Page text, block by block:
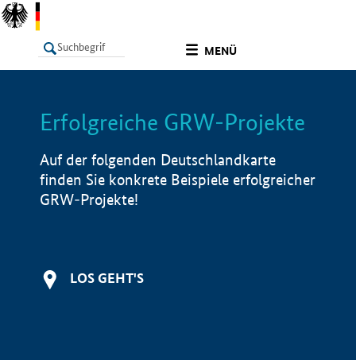
MENÜ
LISTE Info
Erfolgreiche GRW-Projekte
Auf der folgenden Deutschlandkarte
finden Sie konkrete Beispiele erfolgreicher
GRW-Projekte!
LOS GEHT'S